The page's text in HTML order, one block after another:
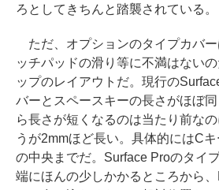
ろとしてきちんと踏襲されている。
ただ、オプションのタイプカバー
ッチパッドの滑り等に不満はない
ップのレイアウトだ。現行の
バーとスペースキーの長さがほぼ
ら長さが短くなるのは当たり前な
うが2mmほど長い。具体的にはC
の中央までだ。Surface Proのタイ
端にほんの少しかかるところから